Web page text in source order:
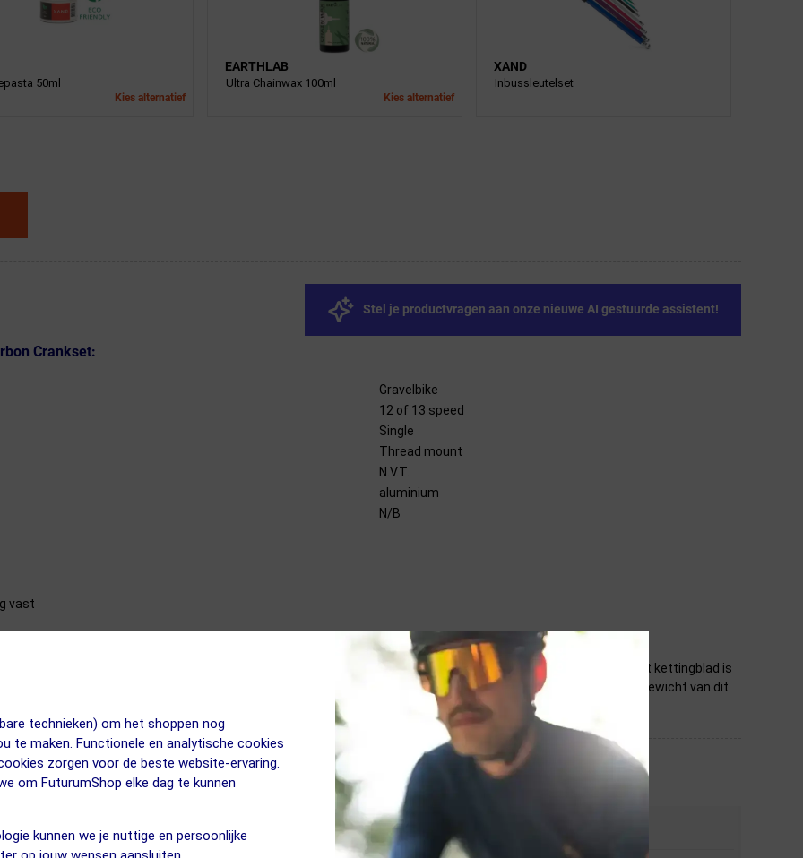
technieken) om het shoppen nog
te maken. Functionele en analytische cookies
zorgen voor de beste website-ervaring.
om FuturumShop elke dag te kunnen
kunnen we je nuttige en persoonlijke
50ml
Kies alternatief
EARTHLAB
Ultra Chainwax 100ml
Kies alternatief
XAND
Inbussleutelset
Stel je productvragen aan onze nieuwe AI gestuurde assistent!
Crankset:
Gravelbike
12 of 13 speed
Single
Thread mount
N.V.T.
aluminium
N/B
vast
gravelbike. Hij is geschikt voor 1x12 en 1x13 kettingbladen. Hij is verkrijgbaar in 38T, 40T, 42T, 44T en 46T. Dit kettingblad is
heb je een Sram Threaded chainring removal tool nodig. De thread mount spider technologie houdt het gewicht van dit
een goede krachtoverbrenging.
met de AXS-powermeter ? Bedankt.